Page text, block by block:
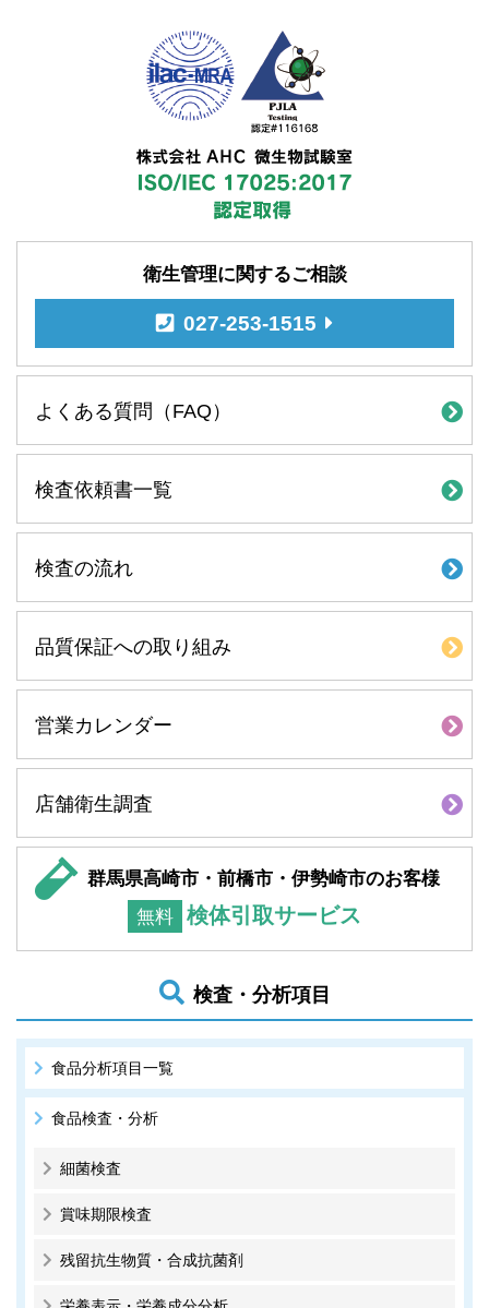
衛生管理に関するご相談
027-253-1515
よくある質問（FAQ）
検査依頼書一覧
検査の流れ
品質保証への取り組み
営業カレンダー
店舗衛生調査
群馬県高崎市・前橋市・伊勢崎市のお客様
無料 検体引取サービス
検査・分析項目
食品分析項目一覧
食品検査・分析
細菌検査
賞味期限検査
残留抗生物質・合成抗菌剤